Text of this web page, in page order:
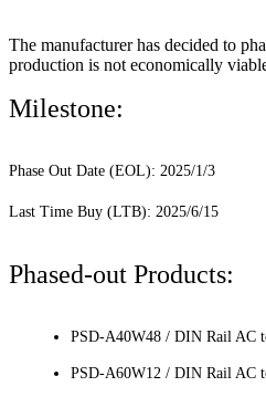
The manufacturer has decided to
production is not economically
Milestone:
Phase Out Date (EOL): 2025/1/3
Last Time Buy (LTB): 2025/6/15
Phased-out Products:
PSD-A40W48 / DIN Rail AC
PSD-A60W12 / DIN Rail AC